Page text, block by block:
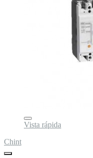
Vista rápida
Chint